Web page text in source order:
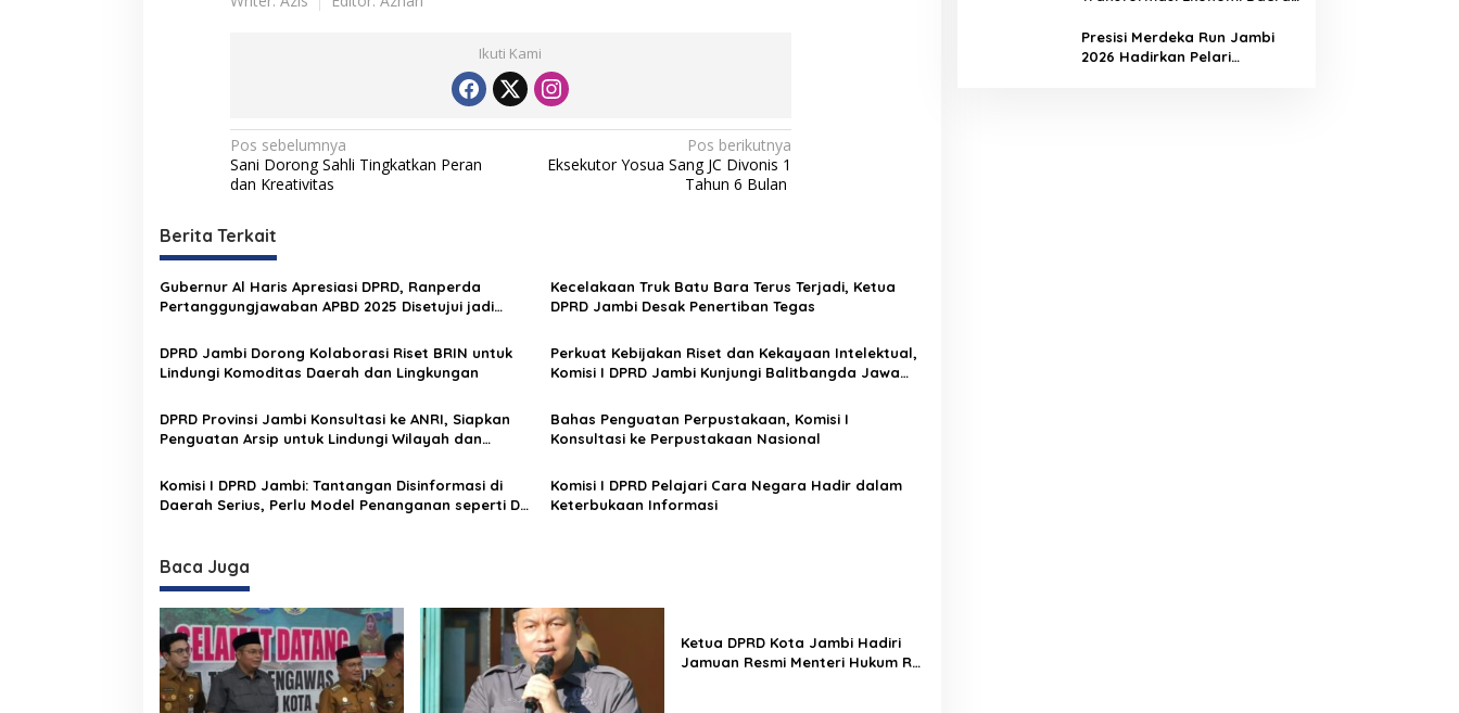
Ikuti Kami
N
a
i
g
a
i
o
s
Pos sebelumnya
Sani Dorong Sahli Tingkatkan Peran
dan Kreativitas
Pos berikutnya
Eksekutor Yosua Sang JC Divonis 1
Tahun 6 Bulan
Berita Terkait
Gubernur Al Haris Apresiasi DPRD, Ranperda
Pertanggungjawaban APBD 2025 Disetujui jadi
Kecelakaan Truk Batu Bara Terus Terjadi, Ketua
DPRD Jambi Desak Penertiban Tegas
DPRD Jambi Dorong Kolaborasi Riset BRIN untuk
Lindungi Komoditas Daerah dan Lingkungan
Perkuat Kebijakan Riset dan Kekayaan Intelektual,
Komisi I DPRD Jambi Kunjungi Balitbangda Jawa
DPRD Provinsi Jambi Konsultasi ke ANRI, Siapkan
Penguatan Arsip untuk Lindungi Wilayah dan
Bahas Penguatan Perpustakaan, Komisi I
Konsultasi ke Perpustakaan Nasional
Komisi I DPRD Jambi: Tantangan Disinformasi di
Daerah Serius, Perlu Model Penanganan seperti DKI
Komisi I DPRD Pelajari Cara Negara Hadir dalam
Keterbukaan Informasi
Baca Juga
Ketua DPRD Kota Jambi Hadiri
Jamuan Resmi Menteri Hukum RI,
Presisi Merdeka Run Jambi
2026 Hadirkan Pelari